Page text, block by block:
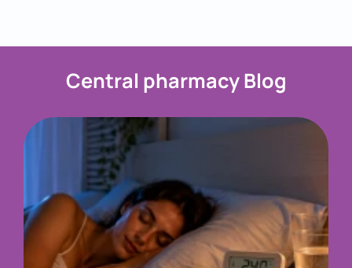
Central pharmacy Blog